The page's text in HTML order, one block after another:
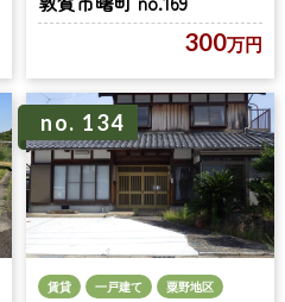
300万円
no. 134
賃貸 一戸建て 粟野地区